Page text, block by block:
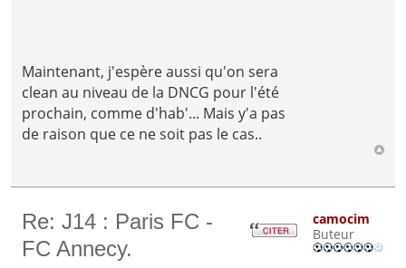
Maintenant, j'espère aussi qu'on sera
clean au niveau de la DNCG pour l'été
prochain, comme d'hab'... Mais y'a pas
de raison que ce ne soit pas le cas..
Re: J14 : Paris FC -
FC Annecy.
camocim
Buteur